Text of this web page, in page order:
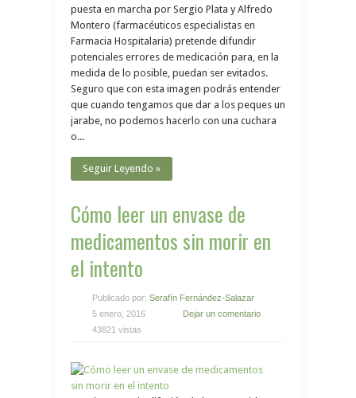
puesta en marcha por Sergio Plata y Alfredo
Montero (farmacéuticos especialistas en
Farmacia Hospitalaria) pretende difundir
potenciales errores de medicación para, en la
medida de lo posible, puedan ser evitados.
Seguro que con esta imagen podrás entender
que cuando tengamos que dar a los peques un
jarabe, no podemos hacerlo con una cuchara
o...
Seguir Leyendo »
Cómo leer un envase de
medicamentos sin morir en
el intento
Publicado por: Serafín Fernández-Salazar
5 enero, 2016
Dejar un comentario
43821 vistas